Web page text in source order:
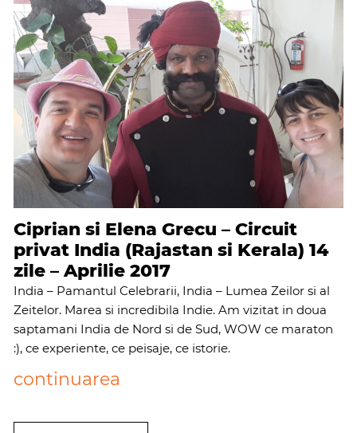
Ciprian si Elena Grecu – Circuit
privat India (Rajastan si Kerala) 14
zile – Aprilie 2017
India – Pamantul Celebrarii, India – Lumea Zeilor si al
Zeitelor. Marea si incredibila Indie. Am vizitat in doua
saptamani India de Nord si de Sud, WOW ce maraton
:), ce experiente, ce peisaje, ce istorie.
continuarea